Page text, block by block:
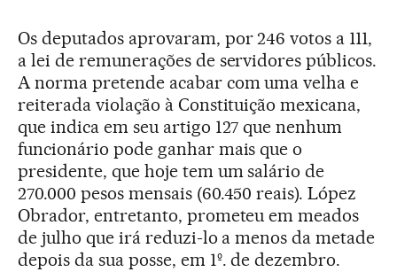
Os deputados aprovaram, por 246 votos a 111,
a lei de remunerações de servidores públicos.
A norma pretende acabar com uma velha e
reiterada violação à Constituição mexicana,
que indica em seu artigo 127 que nenhum
funcionário pode ganhar mais que o
presidente, que hoje tem um salário de
270.000 pesos mensais (60.450 reais). López
Obrador, entretanto, prometeu em meados
de julho que irá reduzi-lo a menos da metade
depois da sua posse, em 1º. de dezembro.